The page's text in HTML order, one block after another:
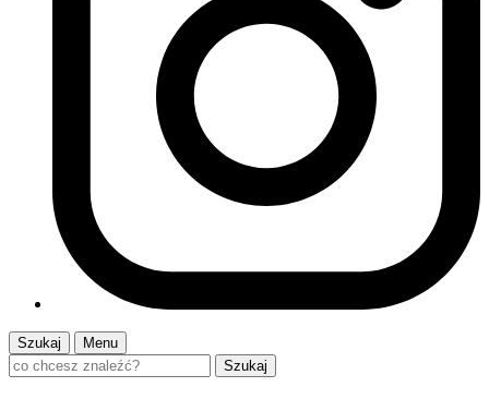
Szukaj
Menu
Szukaj